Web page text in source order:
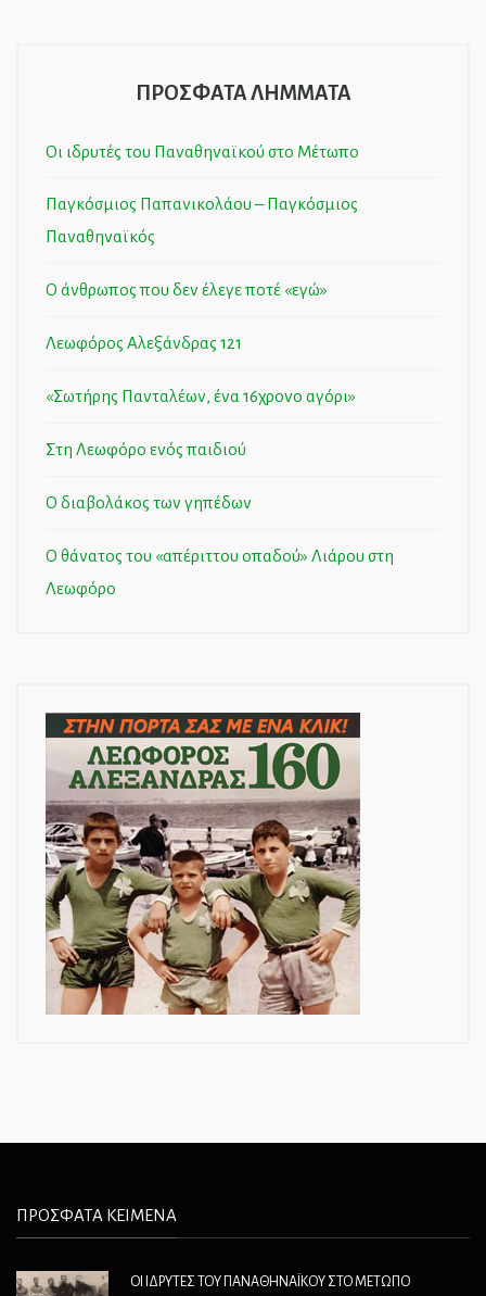
ΠΡΟΣΦΑΤΑ ΛΗΜΜΑΤΑ
Οι ιδρυτές του Παναθηναϊκού στο Μέτωπο
Παγκόσμιος Παπανικολάου – Παγκόσμιος
Παναθηναϊκός
Ο άνθρωπος που δεν έλεγε ποτέ «εγώ»
Λεωφόρος Αλεξάνδρας 121
«Σωτήρης Πανταλέων, ένα 16χρονο αγόρι»
Στη Λεωφόρο ενός παιδιού
Ο διαβολάκος των γηπέδων
Ο θάνατος του «απέριττου οπαδού» Λιάρου στη
Λεωφόρο
ΠΡΟΣΦΑΤΑ ΚΕΙΜΕΝΑ
ΟΙ ΙΔΡΥΤΕΣ ΤΟΥ ΠΑΝΑΘΗΝΑΪΚΟΥ ΣΤΟ ΜΕΤΩΠΟ